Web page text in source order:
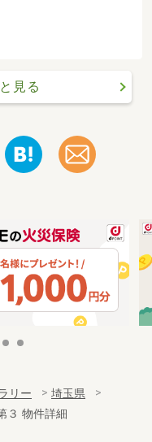
見る
リー
埼玉県
３ 物件詳細